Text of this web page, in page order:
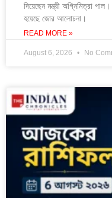
দিয়েছেন মন্ত্রী অগ্নিমিত্রা
হয়েছে জোর আলোচনা।
READ MORE »
August 6, 2026 No